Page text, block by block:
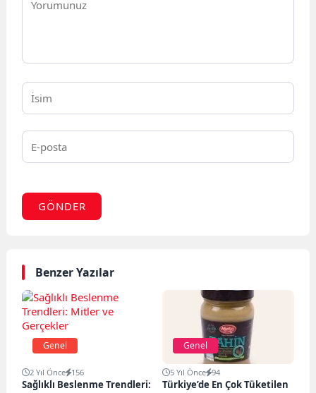
GÖNDER
Benzer Yazılar
Genel
2 Yıl Önce 156
Sağlıklı Beslenme Trendleri:
Genel
5 Yıl Önce 94
Türkiye’de En Çok Tüketilen